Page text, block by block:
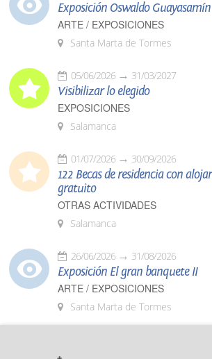
Exposición Oswaldo Guayasamín
ARTE / EXPOSICIONES
Santa Marta de Tormes
05/06/2026 31/03/2027
Visibilizar lo elegido
EXPOSICIONES
Salamanca
01/07/2026 30/09/2026
122 Becas de residencia con
gratuito
OTRAS ACTIVIDADES
Salamanca
26/06/2026 31/08/2026
Exposición El gran banquete II
ARTE / EXPOSICIONES
Santa Marta de Tormes